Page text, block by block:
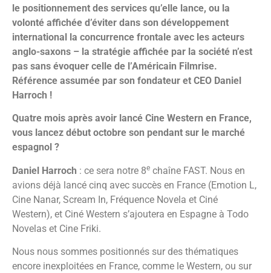
le positionnement des services qu’elle lance, ou la
volonté affichée d’éviter dans son développement
international la concurrence frontale avec les acteurs
anglo-saxons – la stratégie affichée par la société n’est
pas sans évoquer celle de l’Américain Filmrise.
Référence assumée par son fondateur et CEO Daniel
Harroch !
Quatre mois après avoir lancé Cine Western en France,
vous lancez début octobre son pendant sur le marché
espagnol ?
Daniel Harroch : ce sera notre 8e chaîne FAST. Nous en
avions déjà lancé cinq avec succès en France (Emotion L,
Cine Nanar, Scream In, Fréquence Novela et Ciné
Western), et Ciné Western s’ajoutera en Espagne à Todo
Novelas et Cine Friki.
Nous nous sommes positionnés sur des thématiques
encore inexploitées en France, comme le Western, ou sur